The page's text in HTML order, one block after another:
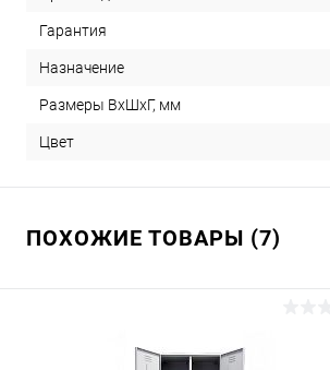
Гарантия
Назначение
Размеры ВхШхГ, мм
Цвет
ПОХОЖИЕ ТОВАРЫ (7)